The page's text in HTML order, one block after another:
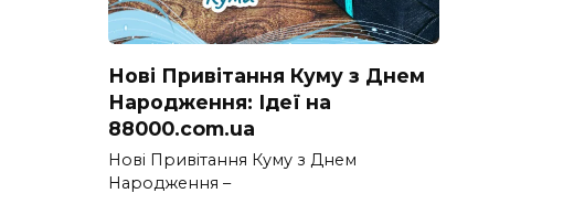
Нові Привітання Куму з Днем
Народження: Ідеї на
88000.com.ua
Нові Привітання Куму з Днем
Народження –